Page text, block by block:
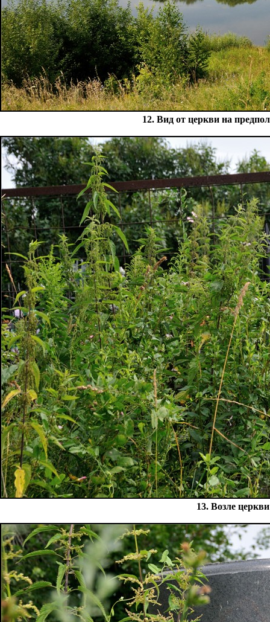
12. Вид от церкви на
13. Возле